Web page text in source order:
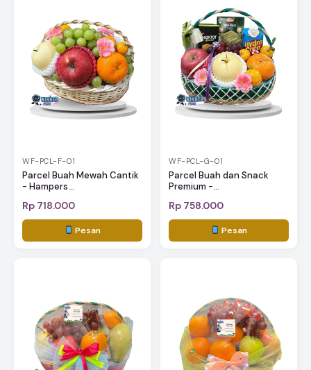
WF-PCL-F-01
Parcel Buah Mewah Cantik
- Hampers...
Rp 718.000
Pesan
WF-PCL-G-01
Parcel Buah dan Snack
Premium -...
Rp 758.000
Pesan